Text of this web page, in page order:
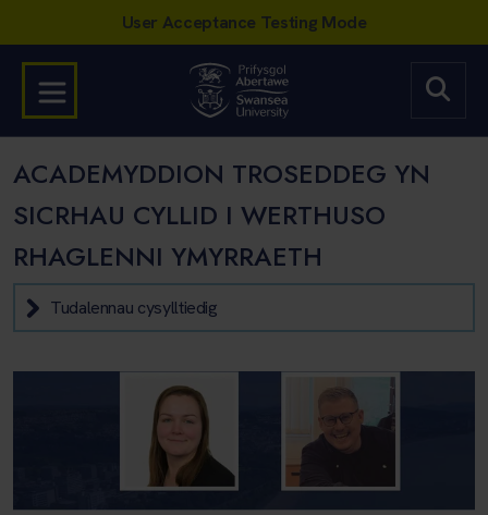
ACADEMYDDION TROSEDDEG YN
SICRHAU CYLLID I WERTHUSO
RHAGLENNI YMYRRAETH
Tudalennau cysylltiedig